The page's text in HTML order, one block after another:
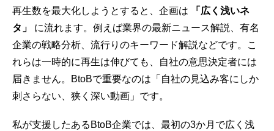
再生数を最大化しようとすると、企画は
「広く浅いネ
タ」
に流れます。例えば業界の最新ニュース解説、有名
企業の戦略分析、流行りのキーワード解説などです。こ
れらは一時的に再生は伸びても、自社の意思決定者には
届きません。BtoBで重要なのは「自社の見込み客にしか
刺さらない、狭く深い動画」です。
私が支援したあるBtoB企業では、最初の3か月で広く浅